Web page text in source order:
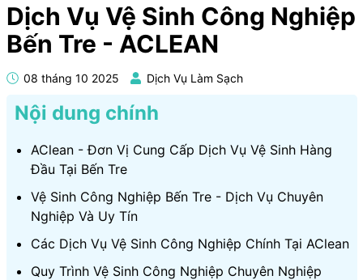
Dịch Vụ Vệ Sinh Công Nghiệp
Bến Tre - ACLEAN
08 tháng 10 2025 Dịch Vụ Làm Sạch
Nội dung chính
AClean - Đơn Vị Cung Cấp Dịch Vụ Vệ Sinh Hàng
Đầu Tại Bến Tre
Vệ Sinh Công Nghiệp Bến Tre - Dịch Vụ Chuyên
Nghiệp Và Uy Tín
Các Dịch Vụ Vệ Sinh Công Nghiệp Chính Tại AClean
Quy Trình Vệ Sinh Công Nghiệp Chuyên Nghiệp